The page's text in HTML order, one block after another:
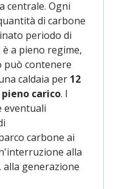
centrale. Ogni
di carbone
periodo di
a pieno regime,
può contenere
caldaia per 12
carico. I
eventuali
carbone ai
alla
alla generazione